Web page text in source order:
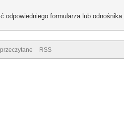
odpowiedniego formularza lub odnośnika.
RSS